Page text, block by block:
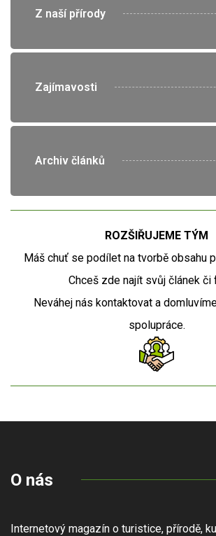
Z naší přírody
Zajímavosti
Archiv článků
ROZŠIŘUJEME TÝM
Máš chuť se podílet na tvorbě obsahu
Chceš zde najít svůj článek či
Neváhej nás kontaktovat a
spolupráce.
O nás
Internetový magazín o turistice, přírodě,